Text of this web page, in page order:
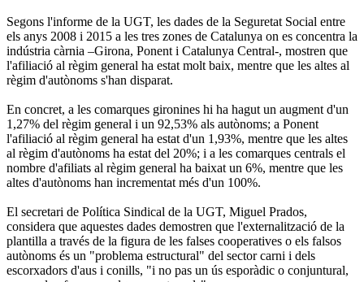
Segons l'informe de la UGT, les dades de la Seguretat Social entre
els anys 2008 i 2015 a les tres zones de Catalunya on es concentra la
indústria càrnia –Girona, Ponent i Catalunya Central-, mostren que
l'afiliació al règim general ha estat molt baix, mentre que les altes al
règim d'autònoms s'han disparat.
En concret, a les comarques gironines hi ha hagut un augment d'un
1,27% del règim general i un 92,53% als autònoms; a Ponent
l'afiliació al règim general ha estat d'un 1,93%, mentre que les altes
al règim d'autònoms ha estat del 20%; i a les comarques centrals el
nombre d'afiliats al règim general ha baixat un 6%, mentre que les
altes d'autònoms han incrementat més d'un 100%.
El secretari de Política Sindical de la UGT, Miguel Prados,
considera que aquestes dades demostren que l'externalització de la
plantilla a través de la figura de les falses cooperatives o els falsos
autònoms és un "problema estructural" del sector carni i dels
escorxadors d'aus i conills, "i no pas un ús esporàdic o conjuntural,